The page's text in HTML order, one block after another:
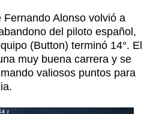
Fernando Alonso volvió a
del piloto español,
(Button) terminó 14°. El
muy buena carrera y se
valiosos puntos para